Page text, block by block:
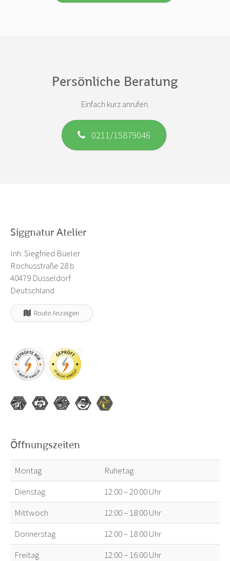
Persönliche Beratung
Einfach kurz anrufen.
0211/15879046
Siggnatur Atelier
Inh. Siegfried Büeler
Rochusstraße 28 b
40479 Düsseldorf
Deutschland
Route Anzeigen
Öffnungszeiten
Montag
Ruhetag
Dienstag
12:00 – 20:00 Uhr
Mittwoch
12:00 – 18:00 Uhr
Donnerstag
12:00 – 18:00 Uhr
Freitag
12:00 – 16:00 Uhr